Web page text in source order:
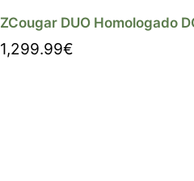
ZCougar DUO Homologado
1,299.99€